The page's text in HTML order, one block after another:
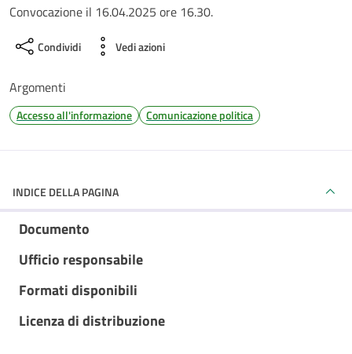
Convocazione il 16.04.2025 ore 16.30.
Condividi Vedi azioni
Argomenti
Accesso all'informazione Comunicazione politica
INDICE DELLA PAGINA
Documento
Ufficio responsabile
Formati disponibili
Licenza di distribuzione